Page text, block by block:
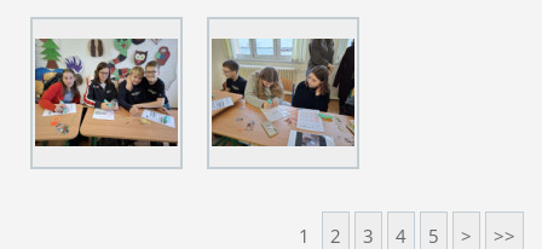
1 2 3 4 5 > >>